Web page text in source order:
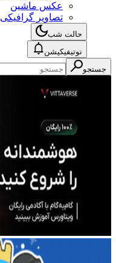
عکس ماشین
تصاویر گرافیکی
حالت شب
نوتیفیکیشن
جستجو